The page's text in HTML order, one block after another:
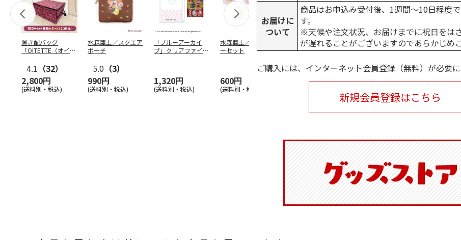
置き配バッグ
「OITETTE（オイテ
4.1 （32）
2,800円
(送料別・税込)
水森亜土／スクエア
ポーチ
5.0 （3）
990円
(送料別・税込)
「ブルーアーカイ
ブ」クリアファイル
1,320円
(送料別・税込)
水森亜土／ステッカ
ーセット
600円
(送料別・税込)
リラックマ／マルチ
ケース
5.0 （6）
1,100円
ポムポムプリン30th
おもちもちもちマス
2,200円
アニメ『ジョ
奇妙な冒険 黄
セッ…
5.0（7）
1,969円
お届けに
ついて
商品はお申込み受付後、1週間～10日程度
す。
※天候や注文状況、お届けまでに祝日をは
が遅れることがございますのであらかじめ
ご購入には、インターネット会員登録（無料）が必要に
新規会員登録はこちら